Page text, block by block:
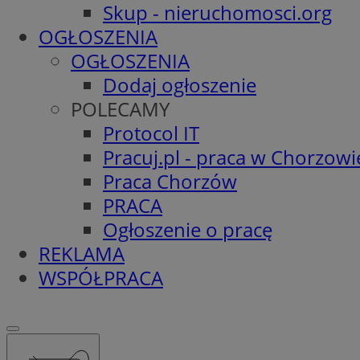
Skup - nieruchomosci.org
OGŁOSZENIA
OGŁOSZENIA
Dodaj ogłoszenie
POLECAMY
Protocol IT
Pracuj.pl - praca w
Praca Chorzów
PRACA
Ogłoszenie o pracę
REKLAMA
WSPÓŁPRACA